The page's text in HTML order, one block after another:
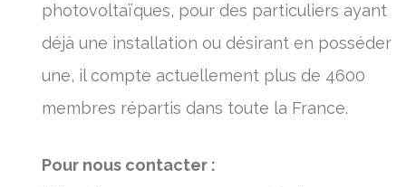
photovoltaïques, pour des particuliers ayant
déjà une installation ou désirant en posséder
une, il compte actuellement plus de 4600
membres répartis dans toute la France.
Pour nous contacter :